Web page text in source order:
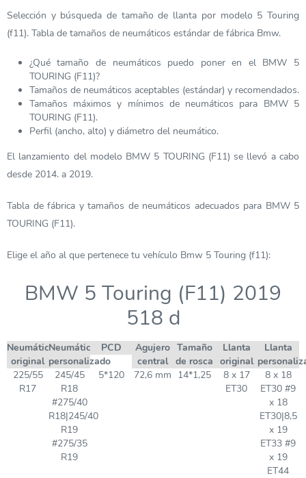
Selección y búsqueda de tamaño de llanta por modelo 5 Touring
(f11). Tabla de tamaños de neumáticos estándar de fábrica Bmw.
¿Qué tamaño de neumáticos puedo poner en el BMW 5
TOURING (F11)?
Tamaños de neumáticos aceptables (estándar) y recomendados.
Tamaños máximos y mínimos de neumáticos para BMW 5
TOURING (F11).
Perfil (ancho, alto) y diámetro del neumático.
El lanzamiento del modelo BMW 5 TOURING (F11) se llevó a cabo
desde 2014. a 2019.
Tabla de fábrica y tamaños de neumáticos adecuados para BMW 5
TOURING (F11).
Elige el año al que pertenece tu vehículo Bmw 5 Touring (f11):
BMW 5 Touring (F11) 2019
518 d
Neumático
original
Neumático
personalizado
PCD
Agujero
central
Tamaño
de rosca
Llanta
original
Llanta
225/55
R17
245/45
R18
#275/40
R18|245/40
R19
#275/35
R19
5*120 72,6 mm 14*1,25
8 x 17
ET30
8 x 18
ET30 #9
x 18
ET30|8,5
x 19
ET33 #9
x 19
ET44